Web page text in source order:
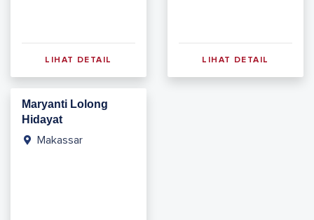
LIHAT DETAIL LIHAT DETAIL
Maryanti Lolong
Hidayat
Makassar